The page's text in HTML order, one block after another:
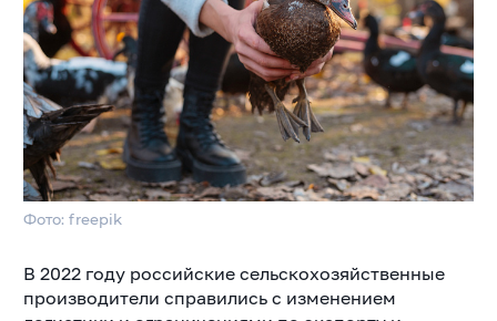
Фото: freepik
В 2022 году российские сельскохозяйственные
производители справились с изменением